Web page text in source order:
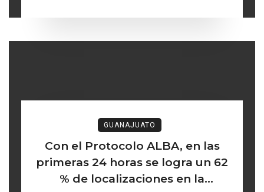
GUANAJUATO
Con el Protocolo ALBA, en las
primeras 24 horas se logra un 62
% de localizaciones en la